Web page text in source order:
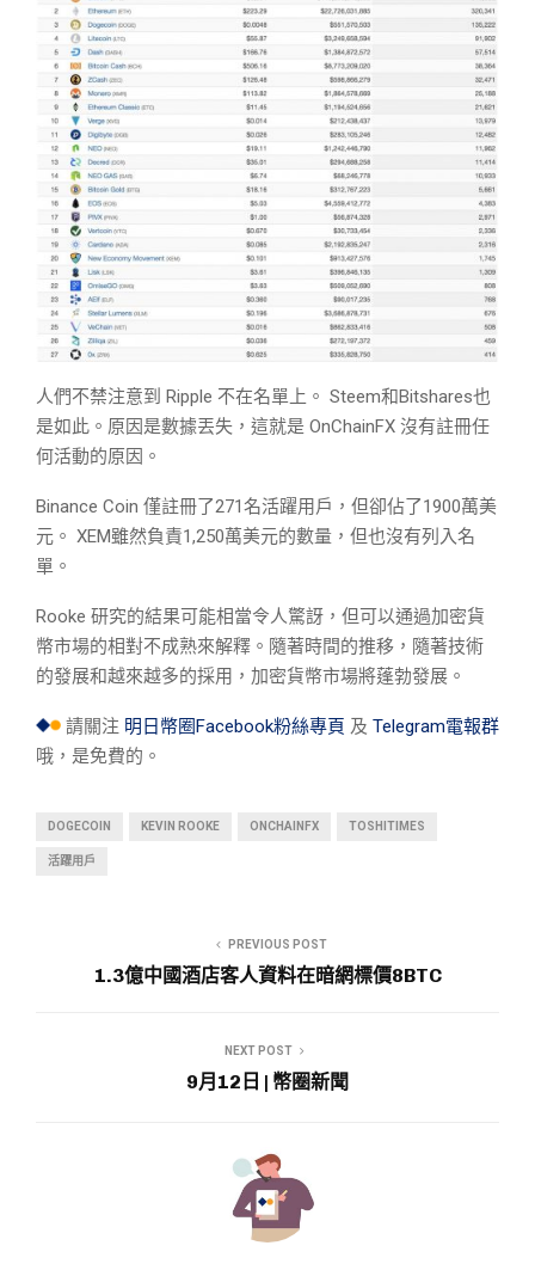
人們不禁注意到 Ripple 不在名單上。 Steem和Bitshares也
是如此。原因是數據丟失，這就是 OnChainFX 沒有註冊任
何活動的原因。
Binance Coin 僅註冊了271名活躍用戶，但卻佔了1900萬美
元。 XEM雖然負責1,250萬美元的數量，但也沒有列入名
單。
Rooke 研究的結果可能相當令人驚訝，但可以通過加密貨
幣市場的相對不成熟來解釋。隨著時間的推移，隨著技術
的發展和越來越多的採用，加密貨幣市場將蓬勃發展。
請關注 明日幣圈Facebook粉絲專頁 及 Telegram電報群
哦，是免費的。
DOGECOIN KEVIN ROOKE ONCHAINFX TOSHITIMES
活躍用戶
PREVIOUS POST
1.3億中國酒店客人資料在暗網標價8BTC
NEXT POST
9月12日 | 幣圈新聞